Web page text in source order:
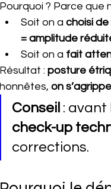
Pourquoi ? Parce que
Soit on a choisi
= amplitude
Soit on a fait
Résultat : posture
honnêtes, on
Conseil :
check-up
corrections.